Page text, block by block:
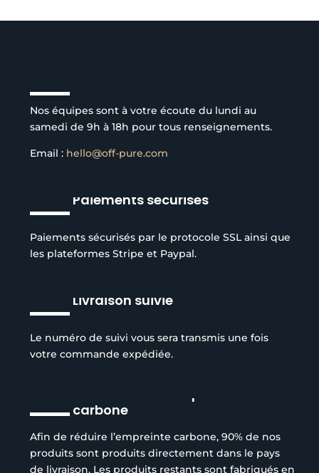
Nos équipes sont à votre écoute du lundi au
samedi de 9h à 18h pour tous renseignements.
Email : hello@off-pure.com
Paiements sécurisés
Paiements sécurisés par le protocole SSL ainsi que
les plateformes Stripe et Paypal.
Livraison suivie
Le numéro de suivi vous sera transmis une fois
votre commande expédiée.
Réduction de l’empreinte
carbone
Afin de réduire l’empreinte carbone, 90% de nos
produits sont produits directement dans le pays
de livraison. Les produits restants sont fabriqués en